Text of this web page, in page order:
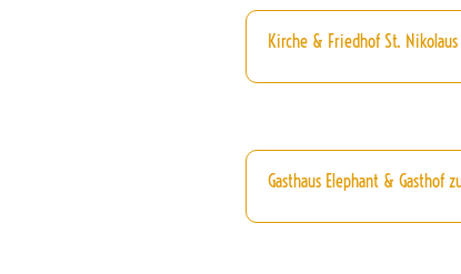
Kirche & Friedhof St. Nikolaus
Gasthaus Elephant & Gasthof